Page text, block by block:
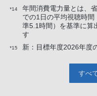
*14
年間消費電力量とは、
での1日の平均視聴時
準5.1時間）を基準に算
す
*15 新：目標年度2026年度
すべ